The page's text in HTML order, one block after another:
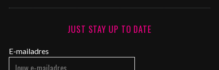
JUST STAY UP TO DATE
E-mailadres